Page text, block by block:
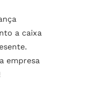
a caixa
empresa